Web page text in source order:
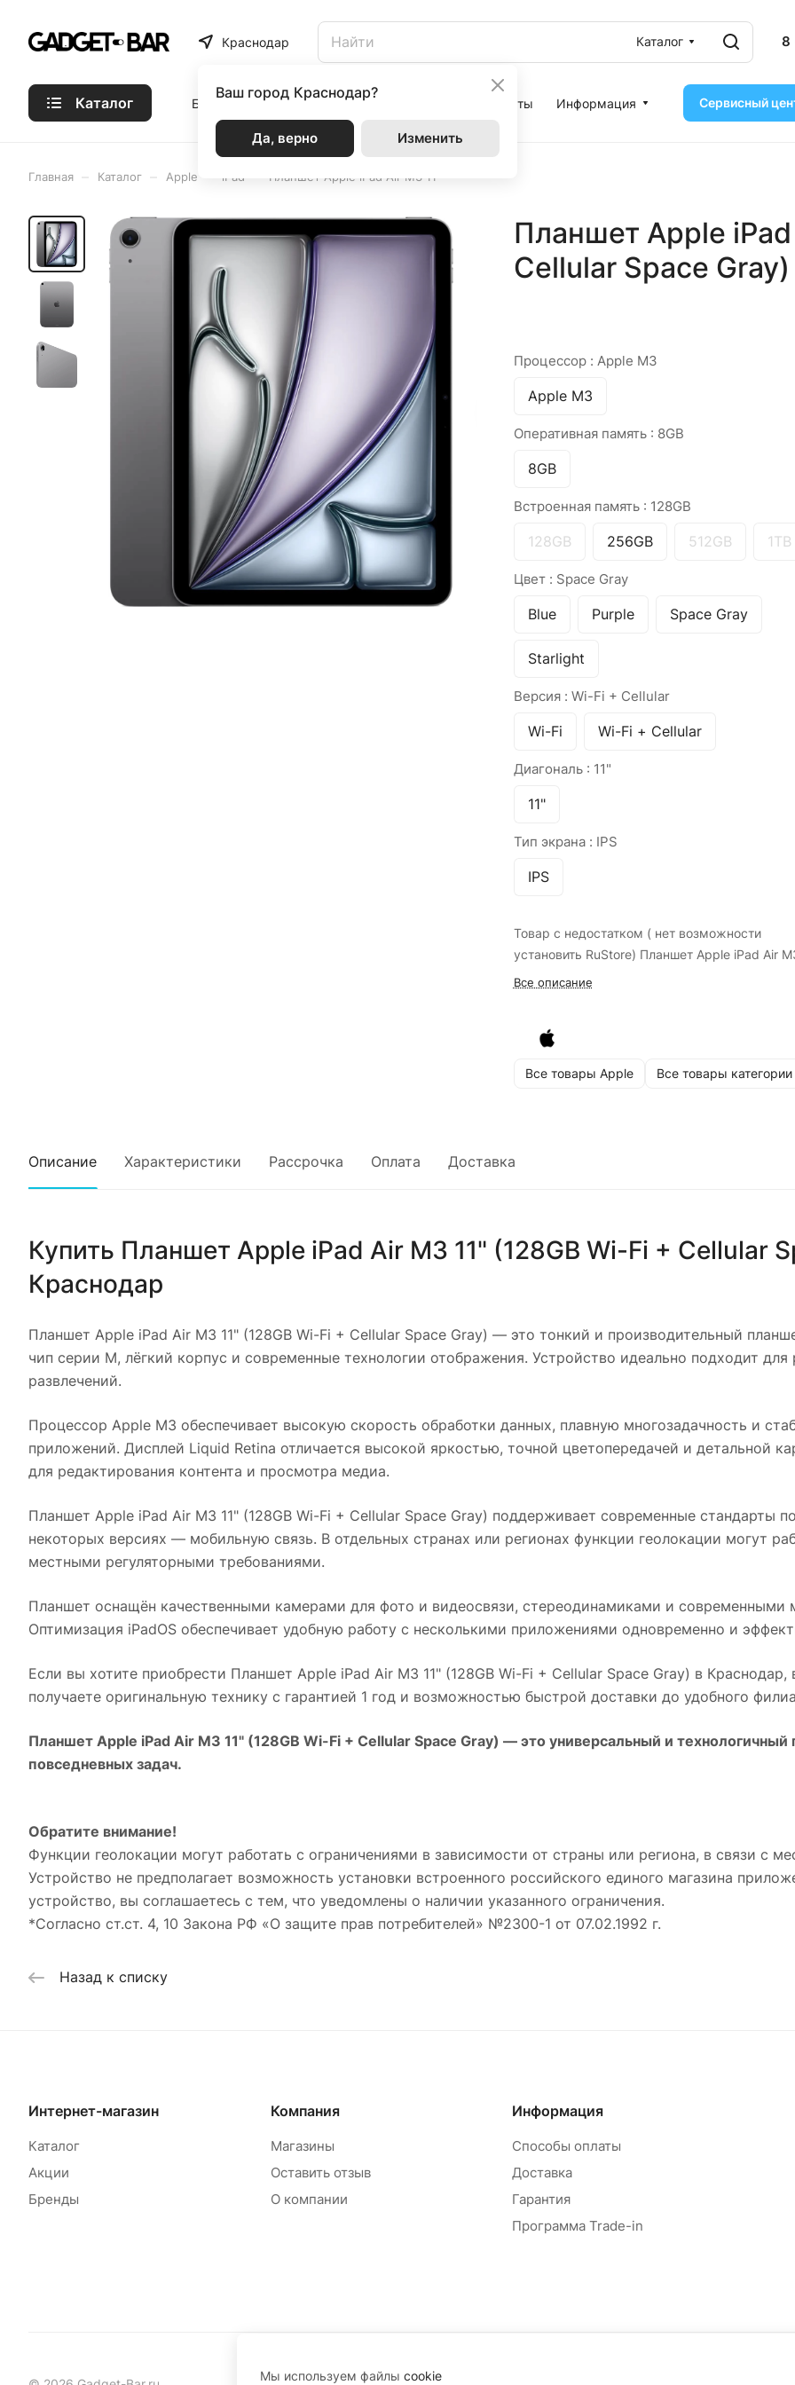
Краснодар
Ваш город Краснодар?
Да, верно Изменить
Каталог 8
Каталог Бренды Статьи Акции Контакты Информация Сервисный
Главная Каталог Apple iPad Планшет Apple iPad Air M3 11"
Планшет Apple
Cellular Space Gray)
Процессор : Apple M3
Apple M3
Оперативная память : 8GB
8GB
Встроенная память : 128GB
128GB 256GB 512GB 1TB
Цвет : Space Gray
Blue Purple Space Gray
Starlight
Версия : Wi-Fi + Cellular
Wi-Fi Wi-Fi + Cellular
Диагональ : 11"
11"
Тип экрана : IPS
IPS
Товар с недостатком ( нет возможности
установить RuStore) Планшет Apple iPad Air
Все описание
Все товары Apple Все товары категории
Описание Характеристики Рассрочка Оплата Доставка
Купить Планшет Apple iPad Air M3 11" (128GB Wi-Fi + Cellular
Краснодар
Планшет Apple iPad Air M3 11" (128GB Wi-Fi + Cellular Space Gray) — это тонкий и производительный
чип серии M, лёгкий корпус и современные технологии отображения. Устройство идеально подходит для
развлечений.
Процессор Apple M3 обеспечивает высокую скорость обработки данных, плавную многозадачность и
приложений. Дисплей Liquid Retina отличается высокой яркостью, точной цветопередачей и детальной
для редактирования контента и просмотра медиа.
Планшет Apple iPad Air M3 11" (128GB Wi-Fi + Cellular Space Gray) поддерживает современные стандарты
некоторых версиях — мобильную связь. В отдельных странах или регионах функции геолокации могут
местными регуляторными требованиями.
Планшет оснащён качественными камерами для фото и видеосвязи, стереодинамиками и современными
Оптимизация iPadOS обеспечивает удобную работу с несколькими приложениями одновременно и
Если вы хотите приобрести Планшет Apple iPad Air M3 11" (128GB Wi-Fi + Cellular Space Gray) в Краснодар,
получаете оригинальную технику с гарантией 1 год и возможностью быстрой доставки до удобного
Планшет Apple iPad Air M3 11" (128GB Wi-Fi + Cellular Space Gray) — это универсальный и
повседневных задач.
Обратите внимание!
Функции геолокации могут работать с ограничениями в зависимости от страны или региона, в связи с
Устройство не предполагает возможность установки встроенного российского единого магазина
устройство, вы соглашаетесь с тем, что уведомлены о наличии указанного ограничения.
*Согласно ст.ст. 4, 10 Закона РФ «О защите прав потребителей» №2300-1 от 07.02.1992 г.
Назад к списку
Интернет-магазин
Каталог
Акции
Бренды
Компания
Магазины
Оставить отзыв
О компании
Информация
Способы оплаты
Доставка
Гарантия
Программа Trade-in
Мы используем файлы cookie